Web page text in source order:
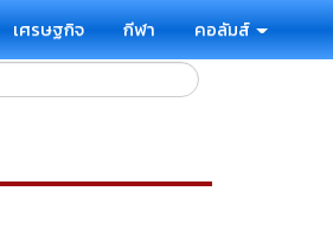
เศรษฐกิจ กีฬา คอลัมส์